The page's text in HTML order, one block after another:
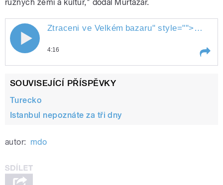
různých zemí a kultur," dodal Murtazar.
pause
Ztraceni ve Velkém bazaru" style="">
4:16
SOUVISEJÍCÍ PŘÍSPĚVKY
Turecko
Istanbul nepoznáte za tři dny
autor: mdo